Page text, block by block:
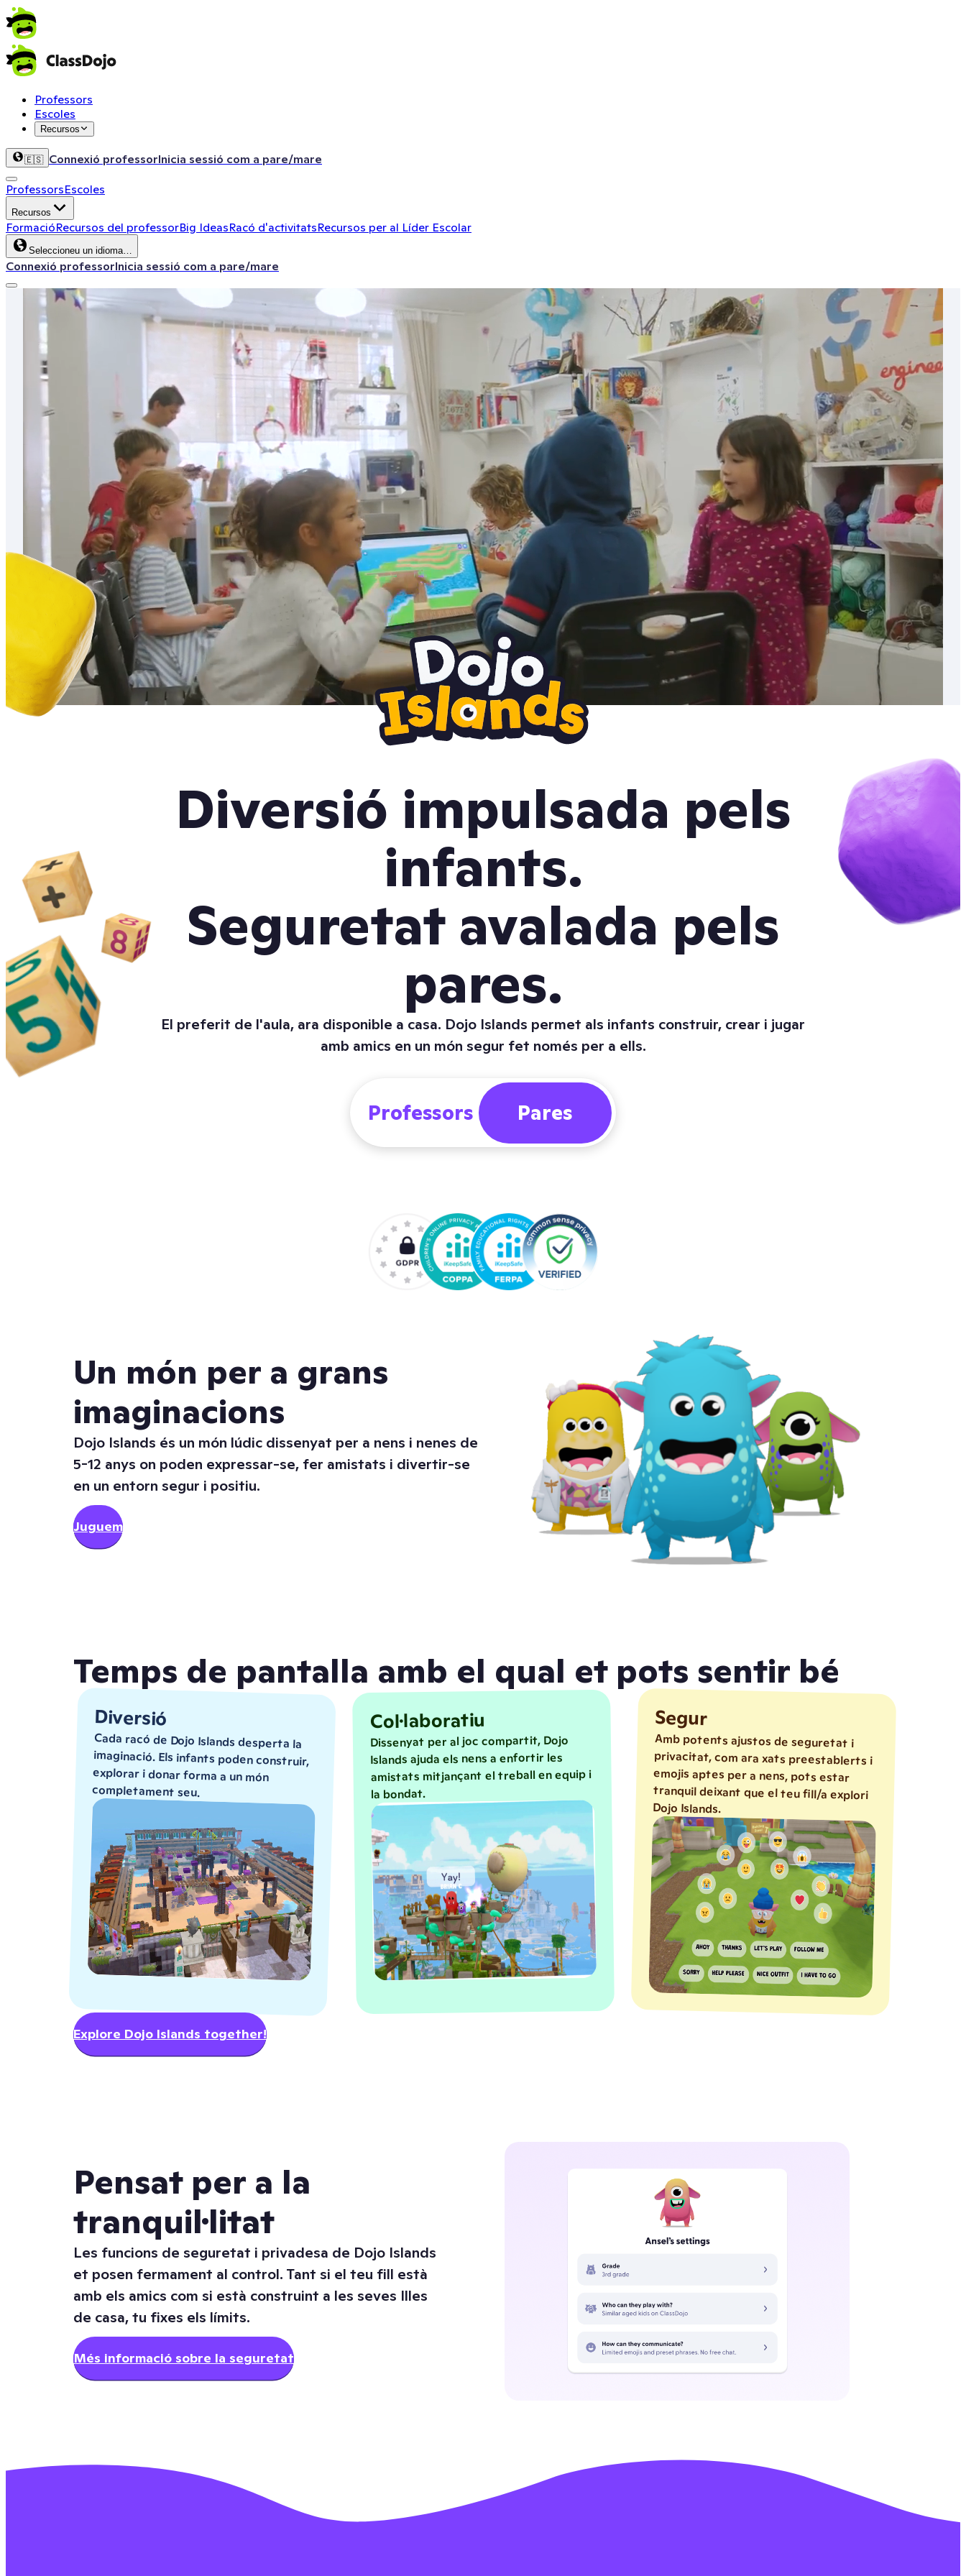
Professors
Escoles
Recursos
🇪🇸 Connexió professorInicia sessió com a pare/mare
ProfessorsEscoles
Recursos
FormacióRecursos del professorBig IdeasRacó d'activitatsRecursos per al Líder Escolar
Seleccioneu un idioma…
Connexió professorInicia sessió com a pare/mare
Diversió impulsada pels
infants.
Seguretat avalada pels
pares.
El preferit de l'aula, ara disponible a casa. Dojo Islands permet als infants construir, crear i jugar
amb amics en un món segur fet només per a ells.
Professors
Un món per a grans
imaginacions
Dojo Islands és un món lúdic dissenyat per a nens i nenes de
5-12 anys on poden expressar-se, fer amistats i divertir-se
en un entorn segur i positiu.
Juguem
Temps de pantalla amb el qual et pots sentir bé
Diversió
Cada racó de Dojo Islands desperta la
imaginació. Els infants poden construir,
explorar i donar forma a un món
completament seu.
Col·laboratiu
Dissenyat per al joc compartit, Dojo
Islands ajuda els nens a enfortir les
amistats mitjançant el treball en equip i
la bondat.
Segur
Amb potents ajustos de seguretat i
privacitat, com ara xats preestablerts i
emojis aptes per a nens, pots estar
tranquil deixant que el teu fill/a explori
Dojo Islands.
Explore Dojo Islands together!
Pensat per a la
tranquil·litat
Les funcions de seguretat i privadesa de Dojo Islands
et posen fermament al control. Tant si el teu fill està
amb els amics com si està construint a les seves Illes
de casa, tu fixes els límits.
Més informació sobre la seguretat